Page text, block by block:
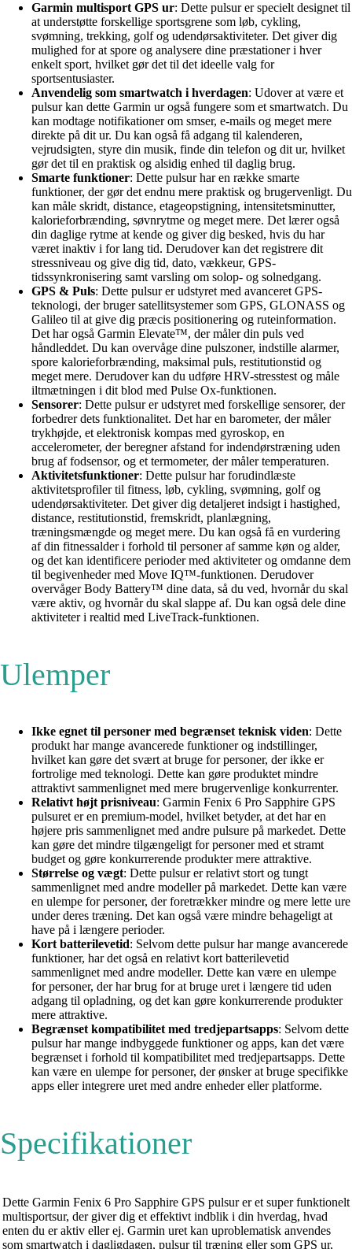
Garmin multisport GPS ur: Dette pulsur er specielt designet til
at understøtte forskellige sportsgrene som løb, cykling,
svømning, trekking, golf og udendørsaktiviteter. Det giver dig
mulighed for at spore og analysere dine præstationer i hver
enkelt sport, hvilket gør det til det ideelle valg for
sportsentusiaster.
Anvendelig som smartwatch i hverdagen: Udover at være et
pulsur kan dette Garmin ur også fungere som et smartwatch. Du
kan modtage notifikationer om smser, e-mails og meget mere
direkte på dit ur. Du kan også få adgang til kalenderen,
vejrudsigten, styre din musik, finde din telefon og dit ur, hvilket
gør det til en praktisk og alsidig enhed til daglig brug.
Smarte funktioner: Dette pulsur har en række smarte
funktioner, der gør det endnu mere praktisk og brugervenligt. Du
kan måle skridt, distance, etageopstigning, intensitetsminutter,
kalorieforbrænding, søvnrytme og meget mere. Det lærer også
din daglige rytme at kende og giver dig besked, hvis du har
været inaktiv i for lang tid. Derudover kan det registrere dit
stressniveau og give dig tid, dato, vækkeur, GPS-
tidssynkronisering samt varsling om solop- og solnedgang.
GPS & Puls: Dette pulsur er udstyret med avanceret GPS-
teknologi, der bruger satellitsystemer som GPS, GLONASS og
Galileo til at give dig præcis positionering og ruteinformation.
Det har også Garmin Elevate™, der måler din puls ved
håndleddet. Du kan overvåge dine pulszoner, indstille alarmer,
spore kalorieforbrænding, maksimal puls, restitutionstid og
meget mere. Derudover kan du udføre HRV-stresstest og måle
iltmætningen i dit blod med Pulse Ox-funktionen.
Sensorer: Dette pulsur er udstyret med forskellige sensorer, der
forbedrer dets funktionalitet. Det har en barometer, der måler
trykhøjde, et elektronisk kompas med gyroskop, en
accelerometer, der beregner afstand for indendørstræning uden
brug af fodsensor, og et termometer, der måler temperaturen.
Aktivitetsfunktioner: Dette pulsur har forudindlæste
aktivitetsprofiler til fitness, løb, cykling, svømning, golf og
udendørsaktiviteter. Det giver dig detaljeret indsigt i hastighed,
distance, restitutionstid, fremskridt, planlægning,
træningsmængde og meget mere. Du kan også få en vurdering
af din fitnessalder i forhold til personer af samme køn og alder,
og det kan identificere perioder med aktiviteter og omdanne dem
til begivenheder med Move IQ™-funktionen. Derudover
overvåger Body Battery™ dine data, så du ved, hvornår du skal
være aktiv, og hvornår du skal slappe af. Du kan også dele dine
aktiviteter i realtid med LiveTrack-funktionen.
Ulemper
Ikke egnet til personer med begrænset teknisk viden: Dette
produkt har mange avancerede funktioner og indstillinger,
hvilket kan gøre det svært at bruge for personer, der ikke er
fortrolige med teknologi. Dette kan gøre produktet mindre
attraktivt sammenlignet med mere brugervenlige konkurrenter.
Relativt højt prisniveau: Garmin Fenix 6 Pro Sapphire GPS
pulsuret er en premium-model, hvilket betyder, at det har en
højere pris sammenlignet med andre pulsure på markedet. Dette
kan gøre det mindre tilgængeligt for personer med et stramt
budget og gøre konkurrerende produkter mere attraktive.
Størrelse og vægt: Dette pulsur er relativt stort og tungt
sammenlignet med andre modeller på markedet. Dette kan være
en ulempe for personer, der foretrækker mindre og mere lette ure
under deres træning. Det kan også være mindre behageligt at
have på i længere perioder.
Kort batterilevetid: Selvom dette pulsur har mange avancerede
funktioner, har det også en relativt kort batterilevetid
sammenlignet med andre modeller. Dette kan være en ulempe
for personer, der har brug for at bruge uret i længere tid uden
adgang til opladning, og det kan gøre konkurrerende produkter
mere attraktive.
Begrænset kompatibilitet med tredjepartsapps: Selvom dette
pulsur har mange indbyggede funktioner og apps, kan det være
begrænset i forhold til kompatibilitet med tredjepartsapps. Dette
kan være en ulempe for personer, der ønsker at bruge specifikke
apps eller integrere uret med andre enheder eller platforme.
Specifikationer
Dette Garmin Fenix 6 Pro Sapphire GPS pulsur er et super funktionelt
multisportsur, der giver dig et effektivt indblik i din hverdag, hvad
enten du er aktiv eller ej. Garmin uret kan uproblematisk anvendes
som smartwatch i dagligdagen, pulsur til træning eller som GPS ur,